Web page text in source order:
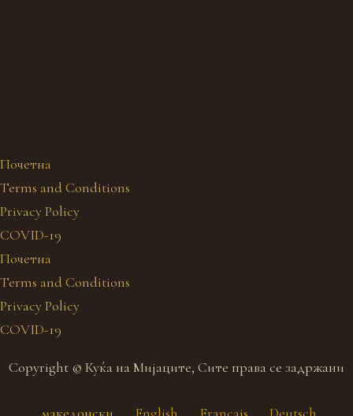
Почетна
Terms and Conditions
Privacy Policy
COVID-19
Почетна
Terms and Conditions
Privacy Policy
COVID-19
Copyright © Куќа на Мијаците, Сите права се задржани